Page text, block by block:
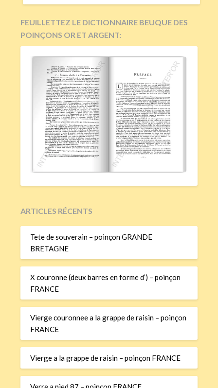
FEUILLETTEZ LE DICTIONNAIRE BEUQUE DES
POINÇONS OR ET ARGENT:
ARTICLES RÉCENTS
Tete de souverain – poinçon GRANDE
BRETAGNE
X couronne (deux barres en forme d’) – poinçon
FRANCE
Vierge couronnee a la grappe de raisin – poinçon
FRANCE
Vierge a la grappe de raisin – poinçon FRANCE